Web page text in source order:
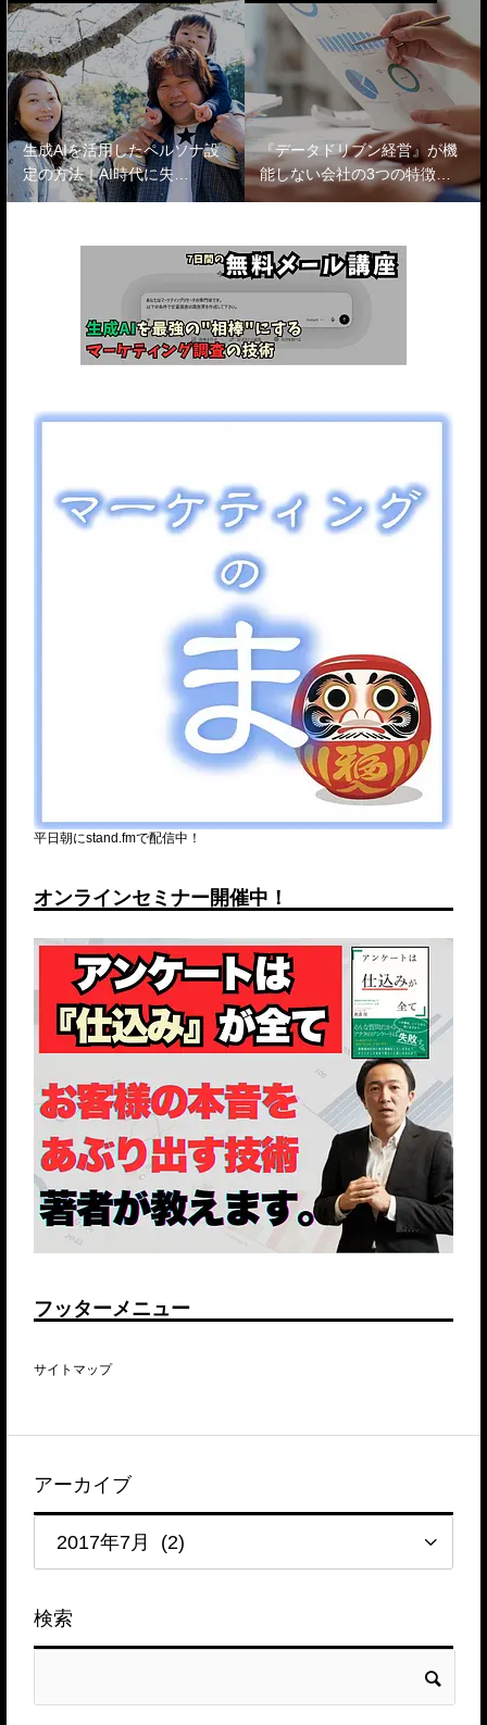
生成AIを活用したペルソナ設
定の方法｜AI時代に失…
『データドリブン経営』が機
能しない会社の3つの特徴…
平日朝にstand.fmで配信中！
オンラインセミナー開催中！
フッターメニュー
サイトマップ
アーカイブ
検索